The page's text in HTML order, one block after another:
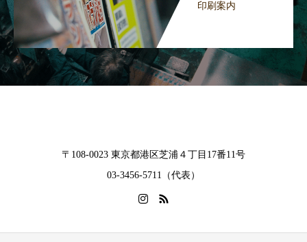
印刷案内
〒108-0023 東京都港区芝浦４丁目17番11号
03-3456-5711（代表）